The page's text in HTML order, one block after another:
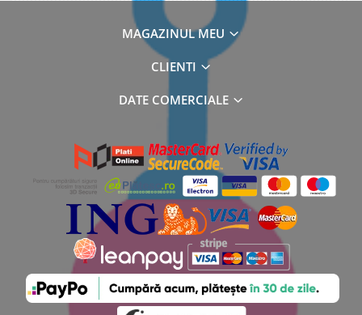
MAGAZINUL MEU
CLIENTI
DATE COMERCIALE